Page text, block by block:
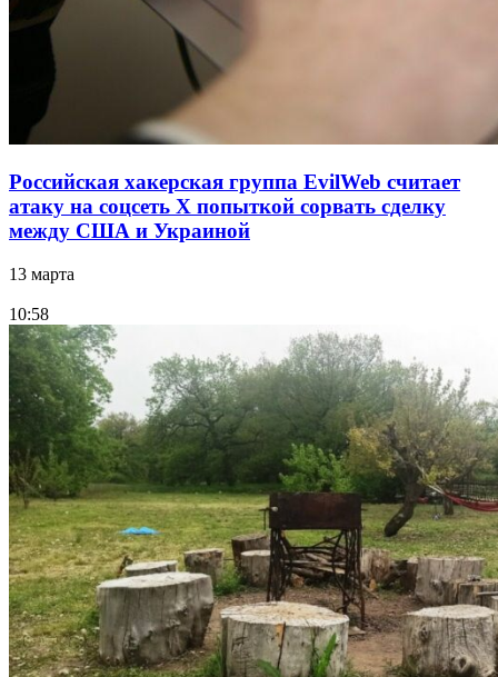
Российская хакерская группа EvilWeb считает
атаку на соцсеть Х попыткой сорвать сделку
между США и Украиной
13 марта
10:58